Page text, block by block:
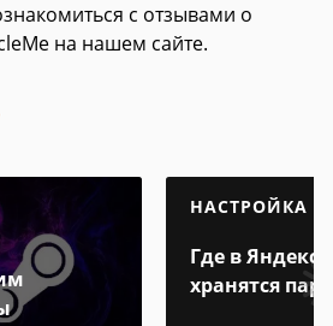
с отзывами о
на нашем сайте.
НАСТРОЙКА
Где в Яндекс
хранятся